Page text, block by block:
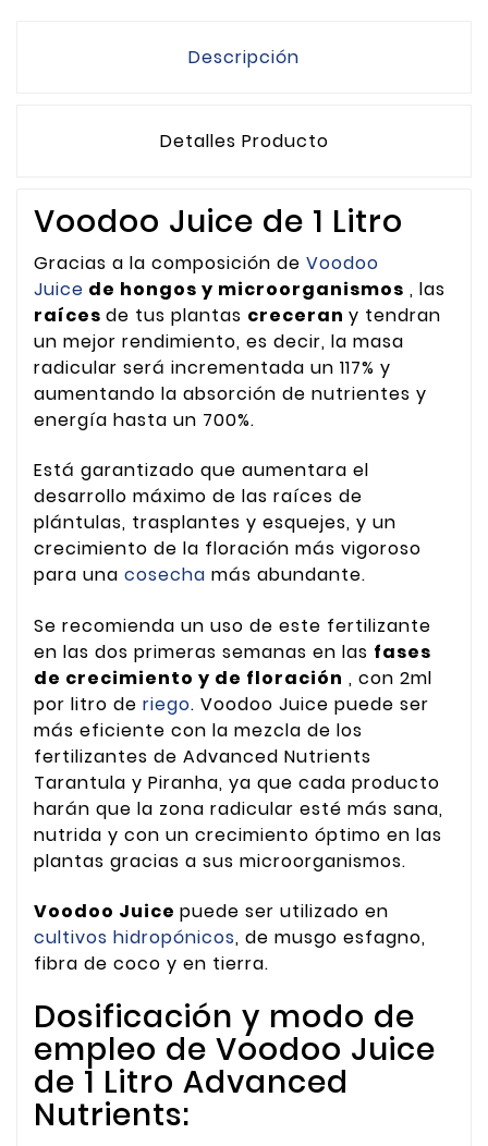
Descripción
Detalles Producto
Voodoo Juice de 1 Litro
Gracias a la composición de Voodoo
Juice de hongos y microorganismos , las
raíces de tus plantas creceran y tendran
un mejor rendimiento, es decir, la masa
radicular será incrementada un 117% y
aumentando la absorción de nutrientes y
energía hasta un 700%.
Está garantizado que aumentara el
desarrollo máximo de las raíces de
plántulas, trasplantes y esquejes, y un
crecimiento de la floración más vigoroso
para una cosecha más abundante.
Se recomienda un uso de este fertilizante
en las dos primeras semanas en las fases
de crecimiento y de floración , con 2ml
por litro de riego. Voodoo Juice puede ser
más eficiente con la mezcla de los
fertilizantes de Advanced Nutrients
Tarantula y Piranha, ya que cada producto
harán que la zona radicular esté más sana,
nutrida y con un crecimiento óptimo en las
plantas gracias a sus microorganismos.
Voodoo Juice puede ser utilizado en
cultivos hidropónicos, de musgo esfagno,
fibra de coco y en tierra.
Dosificación y modo de
empleo de Voodoo Juice
de 1 Litro Advanced
Nutrients: